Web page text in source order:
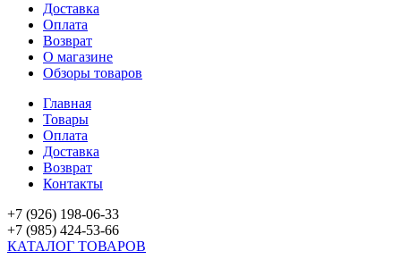
Доставка
Оплата
Возврат
О магазине
Обзоры товаров
Главная
Товары
Оплата
Доставка
Возврат
Контакты
+7 (926) 198-06-33
+7 (985) 424-53-66
КАТАЛОГ ТОВАРОВ